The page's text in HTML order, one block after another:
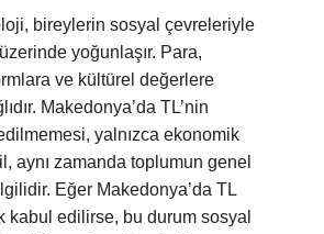
bireylerin sosyal çevreleriyle
yoğunlaşır. Para,
ve kültürel değerlere
Makedonya’da TL’nin
yalnızca ekonomik
aynı zamanda toplumun genel
Eğer Makedonya’da TL
kabul edilirse, bu durum sosyal